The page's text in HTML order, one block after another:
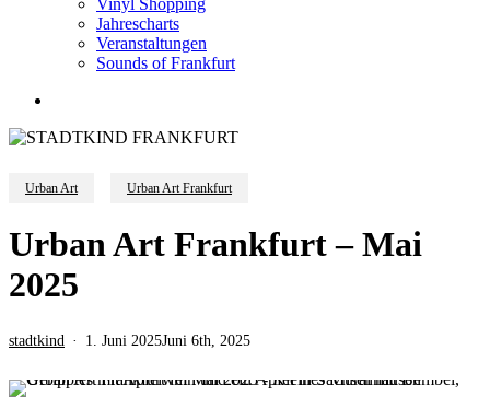
Vinyl Shopping
Jahrescharts
Veranstaltungen
Sounds of Frankfurt
Urban Art Urban Art Frankfurt
Urban Art Frankfurt – Mai
2025
stadtkind 1. Juni 2025Juni 6th, 2025